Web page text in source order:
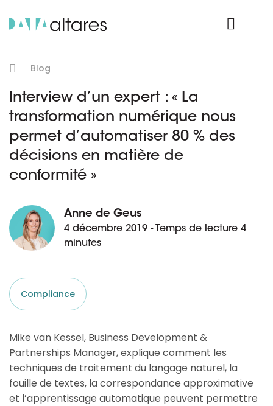
Blog
Interview d’un expert : « La
transformation numérique nous
permet d’automatiser 80 % des
décisions en matière de
conformité »
Anne de Geus
4 décembre 2019 - Temps de lecture 4
minutes
Compliance
Mike van Kessel, Business Development &
Partnerships Manager, explique comment les
techniques de traitement du langage naturel, la
fouille de textes, la correspondance approximative
et l’apprentissage automatique peuvent permettre